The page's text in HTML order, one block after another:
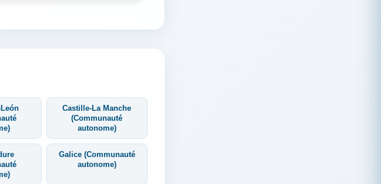
Castille-La Manche
(Communauté
autonome)
Galice (Communauté
autonome)